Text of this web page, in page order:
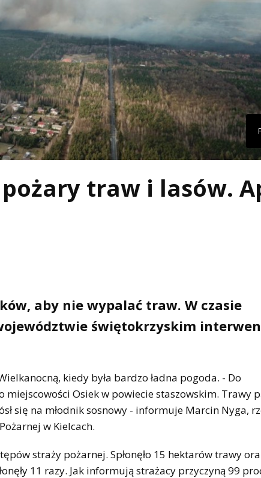
pożary traw i lasów.
aby nie wypalać traw. W czasie
świętokrzyskim
kiedy była bardzo ładna pogoda. - Do
Osiek w powiecie staszowskim. Trawy
się na młodnik sosnowy - informuje Marcin Nyga,
w Kielcach.
straży pożarnej. Spłonęło 15 hektarów trawy
11 razy. Jak informują strażacy przyczyną 99